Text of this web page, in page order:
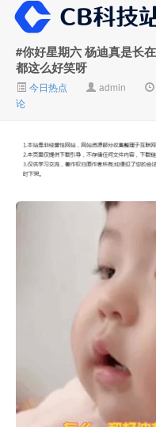
大V推广
#你好星期六 杨迪真是长
都这么好笑呀
今日热点 admin
论